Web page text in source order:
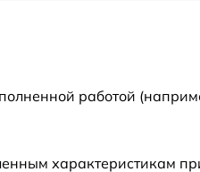
работой
характеристикам